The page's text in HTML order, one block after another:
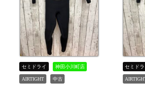
セミドライ 神田小川町店
AIRTIGHT 中古
セミドラ